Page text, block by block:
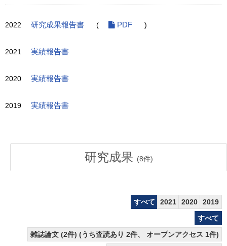
2022 研究成果報告書 ( PDF )
2021 実績報告書
2020 実績報告書
2019 実績報告書
研究成果 (8件)
すべて 2021 2020
2019
すべて
雑誌論文 (2件) (うち査読あり 2件、 オープンアクセス 1件)